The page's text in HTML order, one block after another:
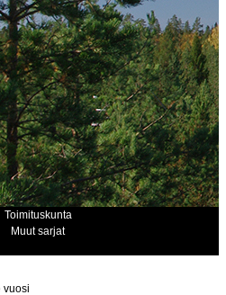
Toimituskunta
Muut sarjat
vuosi